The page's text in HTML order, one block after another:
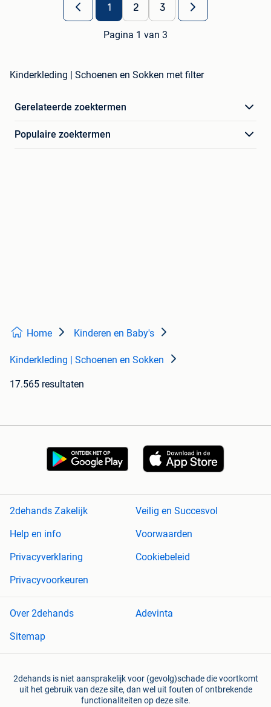
1 2 3
Pagina 1 van 3
Kinderkleding | Schoenen en Sokken met filter
Gerelateerde zoektermen
Populaire zoektermen
Home Kinderen en Baby's
Kinderkleding | Schoenen en Sokken
17.565 resultaten
2dehands Zakelijk
Veilig en Succesvol
Help en info
Voorwaarden
Privacyverklaring
Cookiebeleid
Privacyvoorkeuren
Over 2dehands
Adevinta
Sitemap
2dehands is niet aansprakelijk voor (gevolg)schade die voortkomt
uit het gebruik van deze site, dan wel uit fouten of ontbrekende
functionaliteiten op deze site.